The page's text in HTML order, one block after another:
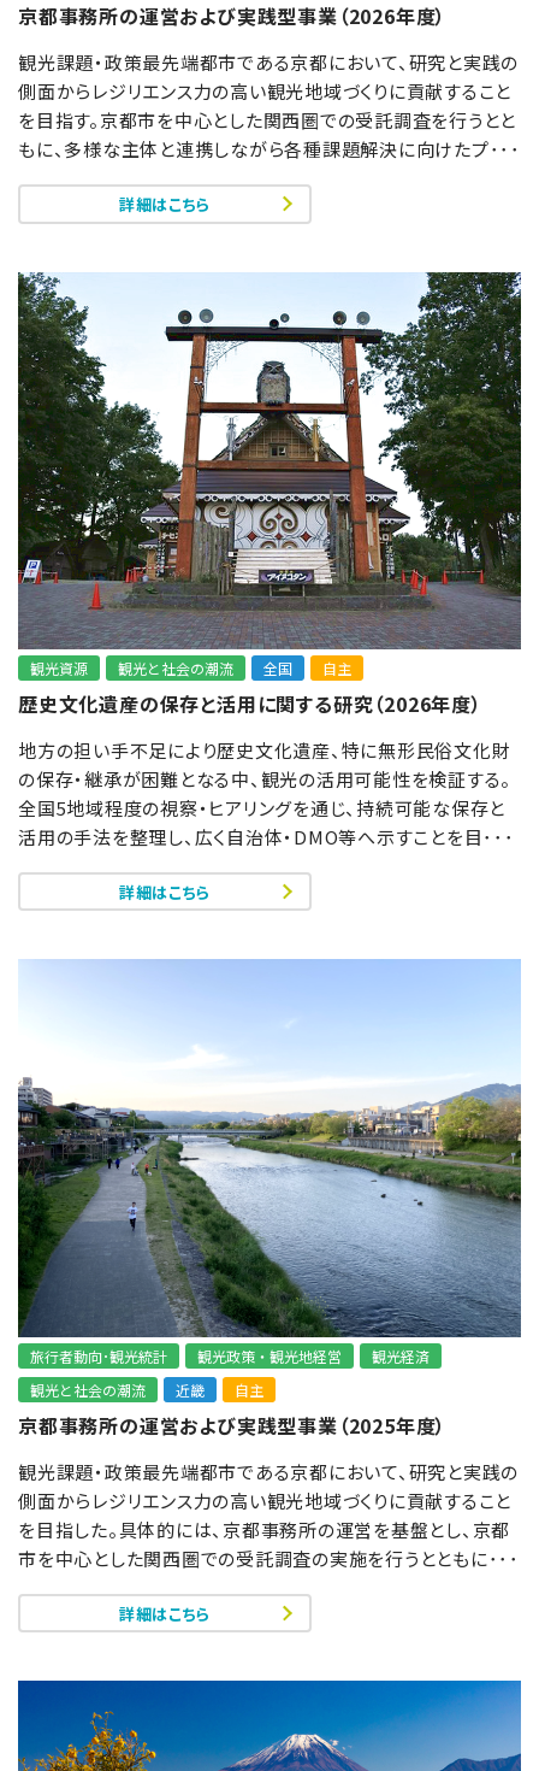
京都事務所の運営および実践型事業（2026年度）
観光課題・政策最先端都市である京都において、研究と実践の
側面からレジリエンス力の高い観光地域づくりに貢献すること
を目指す。京都市を中心とした関西圏での受託調査を行うとと
もに、多様な主体と連携しながら各種課題解決に向けたプ･･･
詳細はこちら
観光資源 観光と社会の潮流 全国 自主
歴史文化遺産の保存と活用に関する研究（2026年度）
地方の担い手不足により歴史文化遺産、特に無形民俗文化財
の保存・継承が困難となる中、観光の活用可能性を検証する。
全国5地域程度の視察・ヒアリングを通じ、持続可能な保存と
活用の手法を整理し、広く自治体・DMO等へ示すことを目･･･
詳細はこちら
旅行者動向･観光統計 観光政策・観光地経営
観光経済
観光と社会の潮流
近畿 自主
京都事務所の運営および実践型事業（2025年度）
観光課題・政策最先端都市である京都において、研究と実践の
側面からレジリエンス力の高い観光地域づくりに貢献すること
を目指した。具体的には、京都事務所の運営を基盤とし、京都
市を中心とした関西圏での受託調査の実施を行うとともに･･･
詳細はこちら